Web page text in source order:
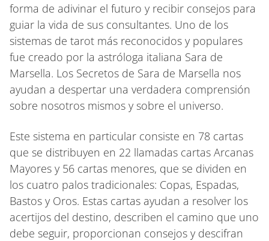
forma de adivinar el futuro y recibir consejos para
guiar la vida de sus consultantes. Uno de los
sistemas de tarot más reconocidos y populares
fue creado por la astróloga italiana Sara de
Marsella. Los Secretos de Sara de Marsella nos
ayudan a despertar una verdadera comprensión
sobre nosotros mismos y sobre el universo.
Este sistema en particular consiste en 78 cartas
que se distribuyen en 22 llamadas cartas Arcanas
Mayores y 56 cartas menores, que se dividen en
los cuatro palos tradicionales: Copas, Espadas,
Bastos y Oros. Estas cartas ayudan a resolver los
acertijos del destino, describen el camino que uno
debe seguir, proporcionan consejos y descifran